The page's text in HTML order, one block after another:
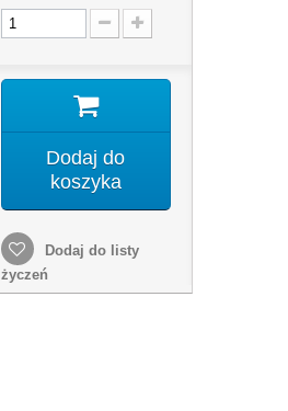
Dodaj do
koszyka
Dodaj do listy
życzeń